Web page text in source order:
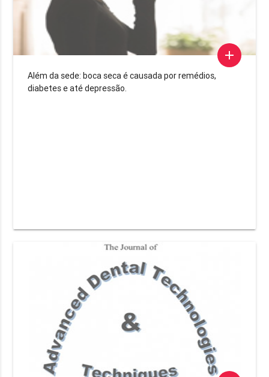
add
Além da sede: boca seca é causada por remédios,
diabetes e até depressão.